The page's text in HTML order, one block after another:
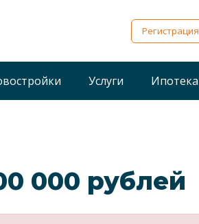
Регистрация
Услуги Ипотека
000 рублей